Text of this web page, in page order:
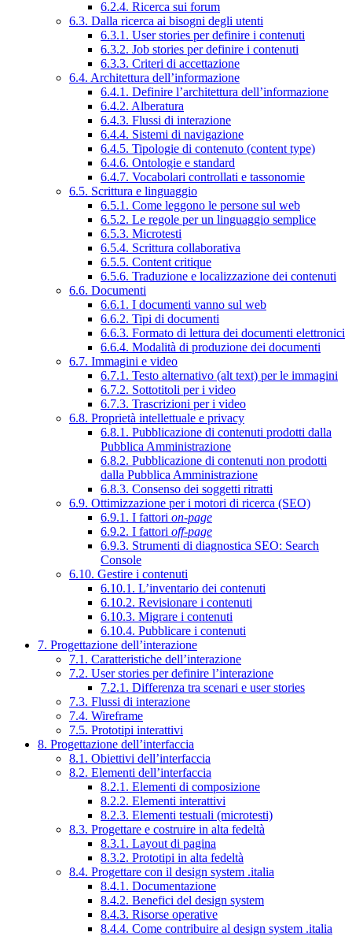
6.2.4. Ricerca sui forum
6.3. Dalla ricerca ai bisogni degli utenti
6.3.1. User stories per definire i contenuti
6.3.2. Job stories per definire i contenuti
6.3.3. Criteri di accettazione
6.4. Architettura dell’informazione
6.4.1. Definire l’architettura dell’informazione
6.4.2. Alberatura
6.4.3. Flussi di interazione
6.4.4. Sistemi di navigazione
6.4.5. Tipologie di contenuto (content type)
6.4.6. Ontologie e standard
6.4.7. Vocabolari controllati e tassonomie
6.5. Scrittura e linguaggio
6.5.1. Come leggono le persone sul web
6.5.2. Le regole per un linguaggio semplice
6.5.3. Microtesti
6.5.4. Scrittura collaborativa
6.5.5. Content critique
6.5.6. Traduzione e localizzazione dei contenuti
6.6. Documenti
6.6.1. I documenti vanno sul web
6.6.2. Tipi di documenti
6.6.3. Formato di lettura dei documenti elettronici
6.6.4. Modalità di produzione dei documenti
6.7. Immagini e video
6.7.1. Testo alternativo (alt text) per le immagini
6.7.2. Sottotitoli per i video
6.7.3. Trascrizioni per i video
6.8. Proprietà intellettuale e privacy
6.8.1. Pubblicazione di contenuti prodotti dalla
Pubblica Amministrazione
6.8.2. Pubblicazione di contenuti non prodotti
dalla Pubblica Amministrazione
6.8.3. Consenso dei soggetti ritratti
6.9. Ottimizzazione per i motori di ricerca (SEO)
6.9.1. I fattori on-page
6.9.2. I fattori off-page
6.9.3. Strumenti di diagnostica SEO: Search
Console
6.10. Gestire i contenuti
6.10.1. L’inventario dei contenuti
6.10.2. Revisionare i contenuti
6.10.3. Migrare i contenuti
6.10.4. Pubblicare i contenuti
7. Progettazione dell’interazione
7.1. Caratteristiche dell’interazione
7.2. User stories per definire l’interazione
7.2.1. Differenza tra scenari e user stories
7.3. Flussi di interazione
7.4. Wireframe
7.5. Prototipi interattivi
8. Progettazione dell’interfaccia
8.1. Obiettivi dell’interfaccia
8.2. Elementi dell’interfaccia
8.2.1. Elementi di composizione
8.2.2. Elementi interattivi
8.2.3. Elementi testuali (microtesti)
8.3. Progettare e costruire in alta fedeltà
8.3.1. Layout di pagina
8.3.2. Prototipi in alta fedeltà
8.4. Progettare con il design system .italia
8.4.1. Documentazione
8.4.2. Benefici del design system
8.4.3. Risorse operative
8.4.4. Come contribuire al design system .italia